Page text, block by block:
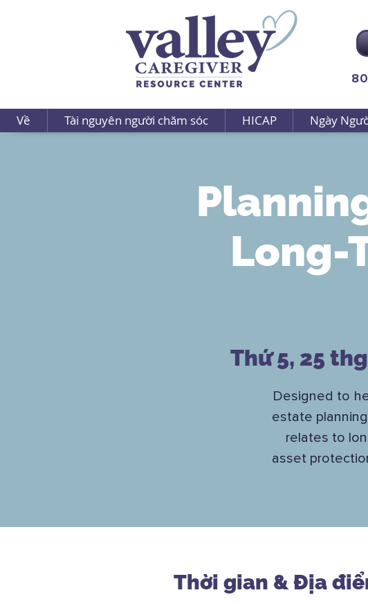
Về Tài nguyên người chăm sóc HICAP Ngày
Long-
Thứ 5, 25
Designed to
estate
relates to
asset
Thời gian & Địa